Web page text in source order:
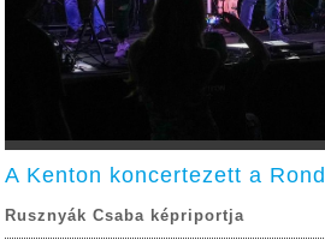
A Kenton koncertezett a
Rusznyák Csaba képriportja